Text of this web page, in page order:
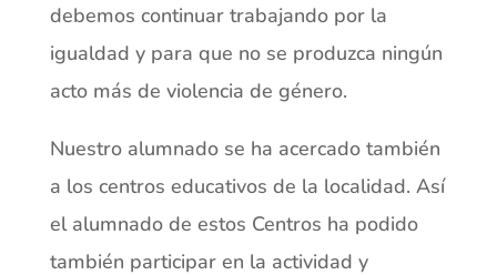
debemos continuar trabajando por la
igualdad y para que no se produzca ningún
acto más de violencia de género.
Nuestro alumnado se ha acercado también
a los centros educativos de la localidad. Así
el alumnado de estos Centros ha podido
también participar en la actividad y